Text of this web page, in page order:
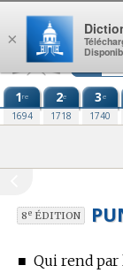
Aller au contenu
1re
1694
2e
1718
3e
1740
8eÉDITION
■ Qui rend par
×